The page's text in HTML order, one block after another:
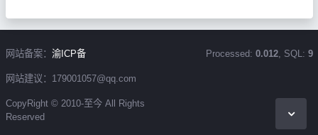
网站备案： 渝ICP备
网站建议：179001057@qq.com
CopyRight © 2010-至今 All Rights
Reserved
Processed: 0.012, SQL: 9